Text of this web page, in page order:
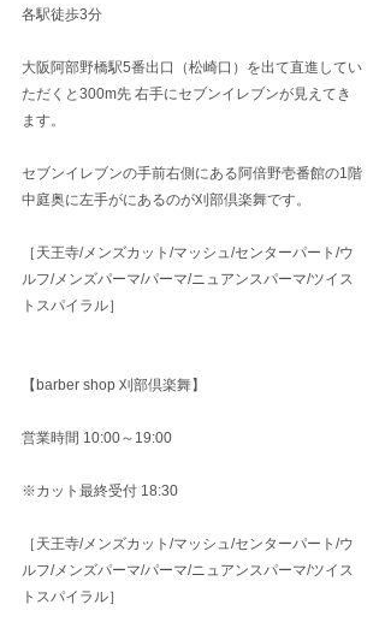
各駅徒歩3分
大阪阿部野橋駅5番出口（松崎口）を出て直進してい
ただくと300m先 右手にセブンイレブンが見えてき
ます。
セブンイレブンの手前右側にある阿倍野壱番館の1階
中庭奥に左手がにあるのが刈部倶楽舞です。
［天王寺/メンズカット/マッシュ/センターパート/ウ
ルフ/メンズパーマ/パーマ/ニュアンスパーマ/ツイス
トスパイラル］
【barber shop 刈部倶楽舞】
営業時間 10:00～19:00
※カット最終受付 18:30
［天王寺/メンズカット/マッシュ/センターパート/ウ
ルフ/メンズパーマ/パーマ/ニュアンスパーマ/ツイス
トスパイラル］